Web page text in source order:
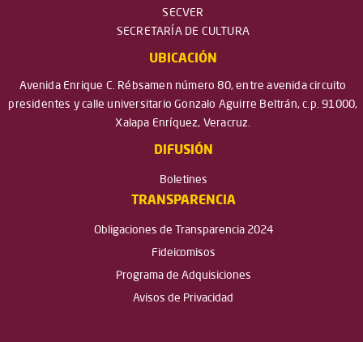
SECVER
SECRETARÍA DE CULTURA
UBICACIÓN
Avenida Enrique C. Rébsamen número 80, entre avenida circuito
presidentes y calle universitario Gonzalo Aguirre Beltrán, c.p. 91000,
Xalapa Enríquez, Veracruz.
DIFUSIÓN
Boletines
TRANSPARENCIA
Obligaciones de Transparencia 2024
Fideicomisos
Programa de Adquisiciones
Avisos de Privacidad